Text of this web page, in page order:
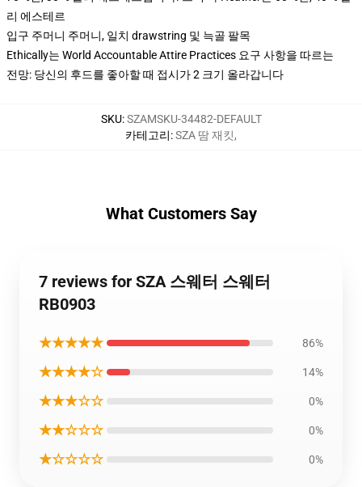
리 에스테르
입구 주머니 주머니, 일치 drawstring 및 늑골 팔목
Ethically는 World Accountable Attire Practices 요구 사항을 따르는
전망: 당신의 후드를 좋아할 때 접시가 2 크기 올라갑니다
SKU:SZAMSKU-34482-DEFAULT
카테고리:SZA 땀 재킷,
What Customers Say
7 reviews for SZA 스웨터 스웨터
RB0903
★★★★★ 86%
★★★★☆ 14%
★★★☆☆ 0%
★★☆☆☆ 0%
★☆☆☆☆ 0%